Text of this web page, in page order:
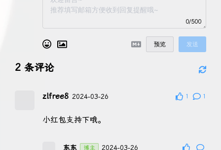
0/500
预览 发送
2 条评论
zlfree8 2024-03-26 1 1
小红包支持下哦。
东东 博主 2024-03-26